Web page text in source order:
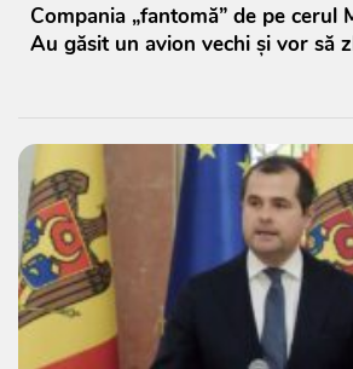
Compania „fantomă” de pe cerul
Au găsit un avion vechi și vor să